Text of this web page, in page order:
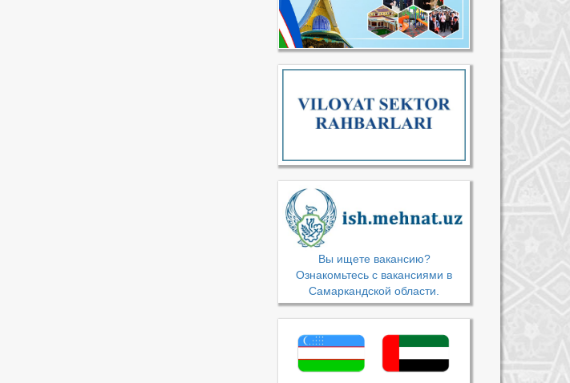
Вы ищете вакансию?
Ознакомьтесь с вакансиями в
Самаркандской области.